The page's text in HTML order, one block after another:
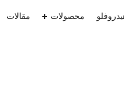
محصولات مقالات